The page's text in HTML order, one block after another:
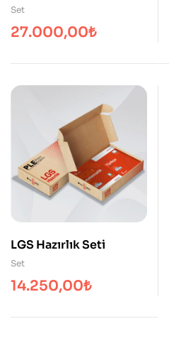
Seti
Set
27.000,00₺
LGS Hazırlık Seti
Set
14.250,00₺